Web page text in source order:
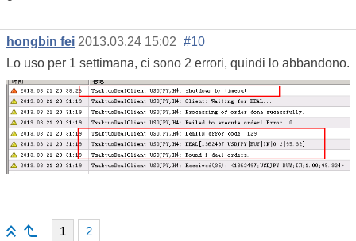
hongbin fei 2013.03.24 15:02 #10
Lo uso per 1 settimana, ci sono 2 errori, quindi lo abbandono.
1 2